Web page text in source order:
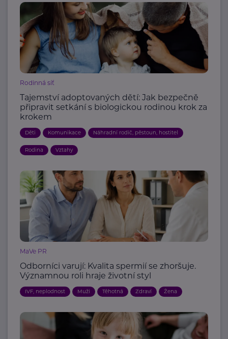
Rodinná síť
Tajemství adoptovaných dětí: Jak bezpečně
připravit setkání s biologickou rodinou krok za
krokem
Děti Komunikace Náhradní rodič, pěstoun, hostitel
Rodina Vztahy
MaVe PR
Odborníci varují: Kvalita spermií se zhoršuje.
Významnou roli hraje životní styl
IVF, neplodnost Muži Těhotná Zdraví Žena